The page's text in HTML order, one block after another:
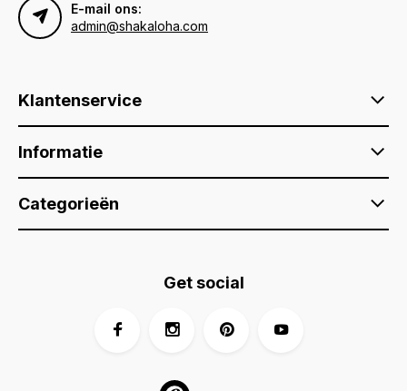
E-mail ons:
admin@shakaloha.com
Klantenservice
Informatie
Categorieën
Get social